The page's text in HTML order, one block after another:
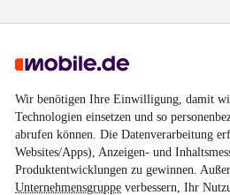
Wir benötigen Ihre Einwilligung, damit
Technologien einsetzen und so
abrufen können. Die Datenverarbeitung
Websites/Apps), Anzeigen- und
Produktentwicklungen zu gewinnen.
Unternehmensgruppe verbessern, Ihr
On the first email they replied back
lost. No more email responses. Then
she returned she told us car was
contract and money transfer swift .